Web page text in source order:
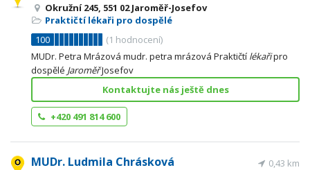
Okružní 245, 551 02 Jaroměř-Josefov
Praktičtí lékaři pro dospělé
100
(1 hodnocení)
MUDr. Petra Mrázová mudr. petra mrázová Praktičtí lékařipro
dospělé JaroměřJosefov
Kontaktujte nás ještě dnes
+420 491 814 600
MUDr. Ludmila Chrásková 0,43 km